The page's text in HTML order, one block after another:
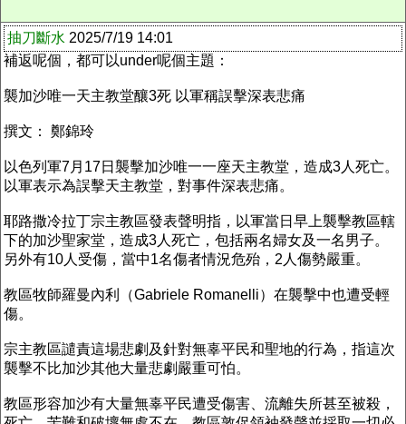
抽刀斷水 2025/7/19 14:01
補返呢個，都可以under呢個主題：
襲加沙唯一天主教堂釀3死 以軍稱誤擊深表悲痛
撰文： 鄭錦玲
以色列軍7月17日襲擊加沙唯一一座天主教堂，造成3人死亡。
以軍表示為誤擊天主教堂，對事件深表悲痛。
耶路撒冷拉丁宗主教區發表聲明指，以軍當日早上襲擊教區轄
下的加沙聖家堂，造成3人死亡，包括兩名婦女及一名男子。
另外有10人受傷，當中1名傷者情況危殆，2人傷勢嚴重。
教區牧師羅曼內利（Gabriele Romanelli）在襲擊中也遭受輕
傷。
宗主教區譴責這場悲劇及針對無辜平民和聖地的行為，指這次
襲擊不比加沙其他大量悲劇嚴重可怕。
教區形容加沙有大量無辜平民遭受傷害、流離失所甚至被殺，